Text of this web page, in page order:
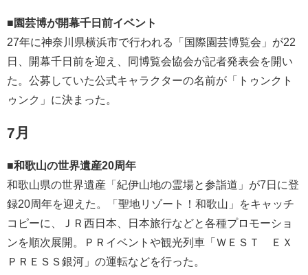
■園芸博が開幕千日前イベント
27年に神奈川県横浜市で行われる「国際園芸博覧会」が22
日、開幕千日前を迎え、同博覧会協会が記者発表会を開い
た。公募していた公式キャラクターの名前が「トゥンクト
ゥンク」に決まった。
7月
■和歌山の世界遺産20周年
和歌山県の世界遺産「紀伊山地の霊場と参詣道」が7日に登
録20周年を迎えた。「聖地リゾート！和歌山」をキャッチ
コピーに、ＪＲ西日本、日本旅行などと各種プロモーショ
ンを順次展開。ＰＲイベントや観光列車「ＷＥＳＴ ＥＸ
ＰＲＥＳＳ銀河」の運転などを行った。